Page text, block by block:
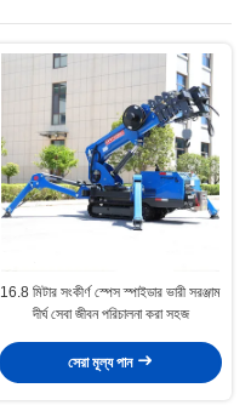
16.8 মিটার সংকীর্ণ স্পেস স্পাইডার ভারী সরঞ্জাম
দীর্ঘ সেবা জীবন পরিচালনা করা সহজ
সেরা মূল্য পান